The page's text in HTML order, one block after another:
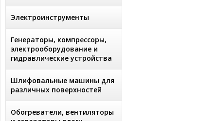
Электроинструменты
Генераторы, компрессоры,
электрооборудование и
гидравлические устройства
Шлифовальные машины для
различных поверхностей
Обогреватели, вентиляторы